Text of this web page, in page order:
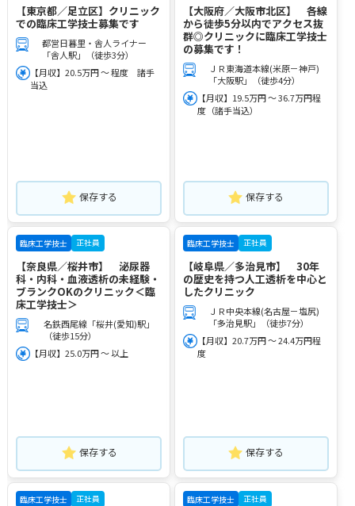
【東京都／足立区】クリニック
での臨床工学技士募集です
都営日暮里・舎人ライナー
「舎人駅」（徒歩3分）
【月収】20.5万円 ～ 程度 諸手
当込
保存する
【大阪府／大阪市北区】 各線
から徒歩5分以内でアクセス抜
群◎クリニックに臨床工学技士
の募集です！
ＪＲ東海道本線(米原－神戸)
「大阪駅」（徒歩4分）
【月収】19.5万円 ～ 36.7万円程
度（諸手当込）
保存する
臨床工学技士 正社員
【奈良県／桜井市】 泌尿器
科・内科・血液透析の未経験・
ブランクOKのクリニック＜臨
床工学技士＞
名鉄西尾線「桜井(愛知)駅」
（徒歩15分）
【月収】25.0万円 ～ 以上
保存する
臨床工学技士 正社員
【岐阜県／多治見市】 30年
の歴史を持つ人工透析を中心と
したクリニック
ＪＲ中央本線(名古屋－塩尻)
「多治見駅」（徒歩7分）
【月収】20.7万円 ～ 24.4万円程
度
保存する
臨床工学技士 正社員 臨床工学技士 正社員